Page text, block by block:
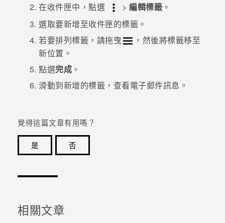
在收件匣中，點選
> 編輯標籤 。
選取要新增至收件匣的標籤。
若要排列標籤，請拖曳
，然後將標籤移至
新位置。
點選完成 。
滑動到新增的標籤，查看電子郵件訊息。
覺得這篇文章有用嗎？
是
否
相關文章